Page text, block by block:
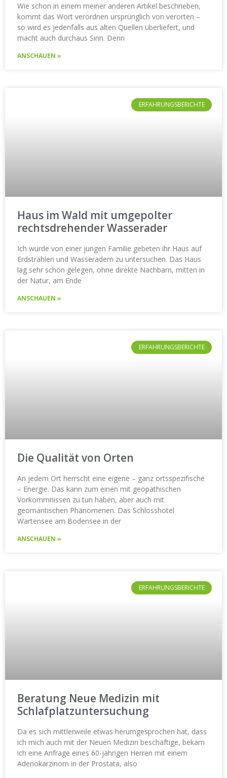
Wie schon in einem meiner anderen Artikel beschrieben,
kommt das Wort verordnen ursprünglich von verorten –
so wird es jedenfalls aus alten Quellen überliefert, und
macht auch durchaus Sinn. Denn
ANSCHAUEN »
ERFAHRUNGSBERICHTE
Haus im Wald mit umgepolter
rechtsdrehender Wasserader
Ich wurde von einer jungen Familie gebeten ihr Haus auf
Erdstrahlen und Wasseradern zu untersuchen. Das Haus
lag sehr schön gelegen, ohne direkte Nachbarn, mitten in
der Natur, am Ende
ANSCHAUEN »
ERFAHRUNGSBERICHTE
Die Qualität von Orten
An jedem Ort herrscht eine eigene – ganz ortsspezifische
– Energie. Das kann zum einen mit geopathischen
Vorkommnissen zu tun haben, aber auch mit
geomantischen Phänomenen. Das Schlosshotel
Wartensee am Bodensee in der
ANSCHAUEN »
ERFAHRUNGSBERICHTE
Beratung Neue Medizin mit
Schlafplatzuntersuchung
Da es sich mittlerweile etwas herumgesprochen hat, dass
ich mich auch mit der Neuen Medizin beschäftige, bekam
ich eine Anfrage eines 60-jährigen Herren mit einem
Adenokarzinom in der Prostata, also